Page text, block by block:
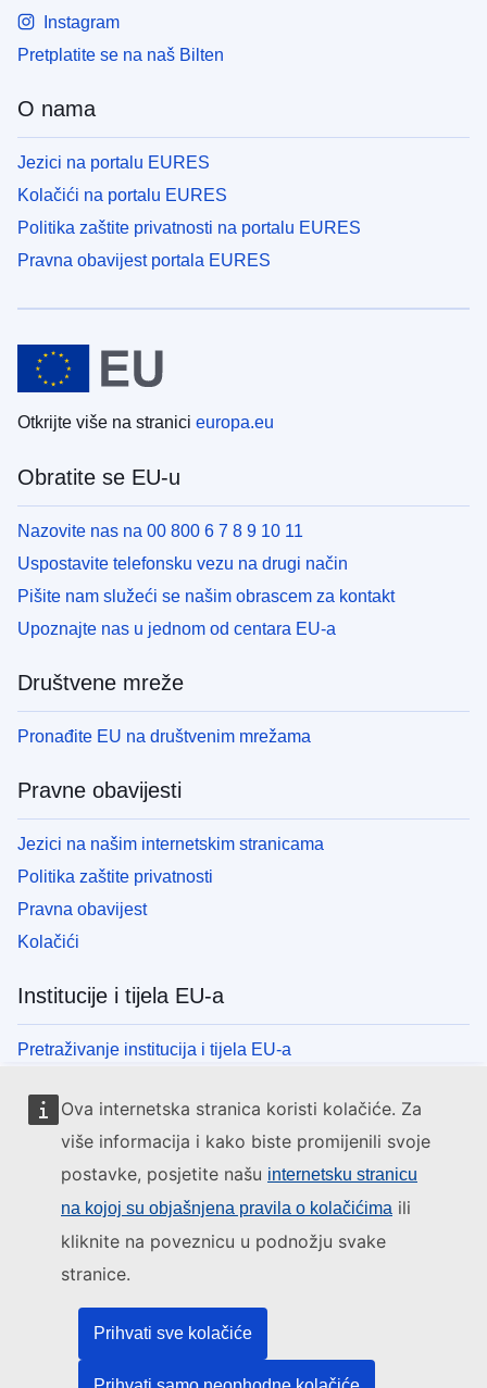
Ova internetska stranica koristi kolačiće. Za
više informacija i kako biste promijenili svoje
postavke, posjetite našu internetsku stranicu
na kojoj su objašnjena pravila o kolačićima ili
kliknite na poveznicu u podnožju svake
stranice.
Prihvati sve kolačiće
Instagram
Pretplatite se na naš Bilten
O nama
Jezici na portalu EURES
Kolačići na portalu EURES
Politika zaštite privatnosti na portalu EURES
Pravna obavijest portala EURES
Otkrijte više na stranici europa.eu
Obratite se EU-u
Nazovite nas na 00 800 6 7 8 9 10 11
Uspostavite telefonsku vezu na drugi način
Pišite nam služeći se našim obrascem za kontakt
Upoznajte nas u jednom od centara EU-a
Društvene mreže
Pronađite EU na društvenim mrežama
Pravne obavijesti
Jezici na našim internetskim stranicama
Politika zaštite privatnosti
Pravna obavijest
Kolačići
Institucije i tijela EU-a
Pretraživanje institucija i tijela EU-a